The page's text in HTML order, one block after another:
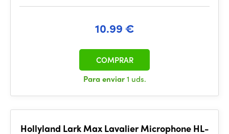
10.99 €
Para enviar1 uds.
COMPRAR
Hollyland Lark Max Lavalier Microphone HL-